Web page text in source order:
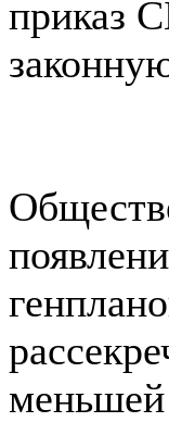
приказ
меньшей